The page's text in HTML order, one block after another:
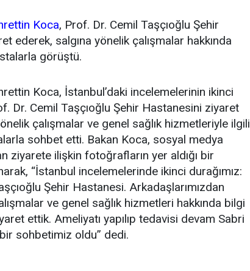
Koca, Prof. Dr. Cemil Taşçıoğlu Şehir
ederek, salgına yönelik çalışmalar hakkında
görüştü.
Koca, İstanbul’daki incelemelerinin ikinci
Dr. Cemil Taşçıoğlu Şehir Hastanesini ziyaret
çalışmalar ve genel sağlık hizmetleriyle ilgili
sohbet etti. Bakan Koca, sosyal medya
ziyarete ilişkin fotoğrafların yer aldığı bir
“İstanbul incelemelerinde ikinci durağımız:
Şehir Hastanesi. Arkadaşlarımızdan
ve genel sağlık hizmetleri hakkında bilgi
ettik. Ameliyatı yapılıp tedavisi devam Sabri
sohbetimiz oldu” dedi.